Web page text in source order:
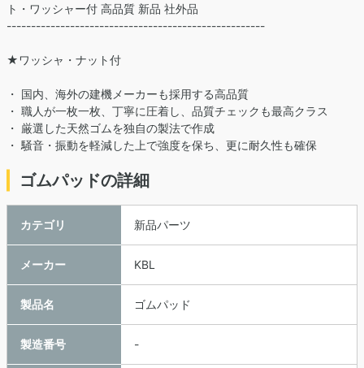
ト・ワッシャー付 高品質 新品 社外品
-----------------------------------------------------
★ワッシャ・ナット付
・ 国内、海外の建機メーカーも採用する高品質
・ 職人が一枚一枚、丁寧に圧着し、品質チェックも最高クラス
・ 厳選した天然ゴムを独自の製法で作成
・ 騒音・振動を軽減した上で強度を保ち、更に耐久性も確保
ゴムパッドの詳細
カテゴリ 新品パーツ
メーカー KBL
製品名 ゴムパッド
製造番号 -